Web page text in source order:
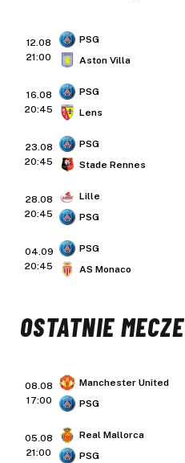
12.08
21:00
PSG
Aston Villa
16.08
20:45
PSG
Lens
23.08
20:45
PSG
Stade Rennes
28.08
20:45
Lille
PSG
04.09
20:45
PSG
AS Monaco
OSTATNIE MECZE
08.08
17:00
Manchester United
PSG
05.08
21:00
Real Mallorca
PSG